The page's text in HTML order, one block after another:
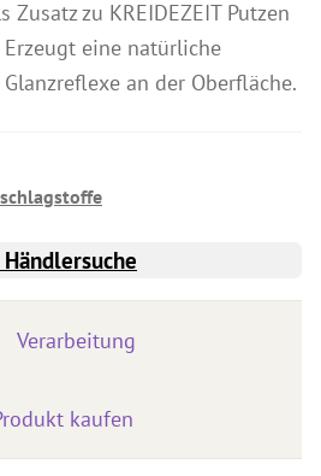
Zusatz zu KREIDEZEIT Putzen
eine natürliche
an der Oberfläche.
Verarbeitung
kaufen